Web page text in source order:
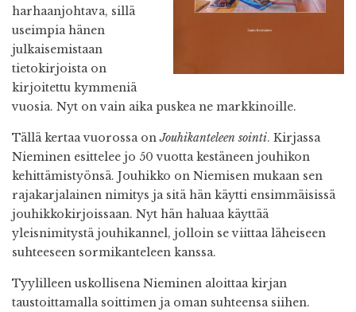
harhaanjohtava, sillä
useimpia hänen
julkaisemistaan
tietokirjoista on
kirjoitettu kymmeniä
vuosia. Nyt on vain aika puskea ne markkinoille.
Tällä kertaa vuorossa onJouhikanteleen sointi. Kirjassa
Nieminen esittelee jo 50 vuotta kestäneen jouhikon
kehittämistyönsä. Jouhikko on Niemisen mukaan sen
rajakarjalainen nimitys ja sitä hän käytti ensimmäisissä
jouhikkokirjoissaan. Nyt hän haluaa käyttää
yleisnimitystä jouhikannel, jolloin se viittaa läheiseen
suhteeseen sormikanteleen kanssa.
Tyylilleen uskollisena Nieminen aloittaa kirjan
taustoittamalla soittimen ja oman suhteensa siihen.